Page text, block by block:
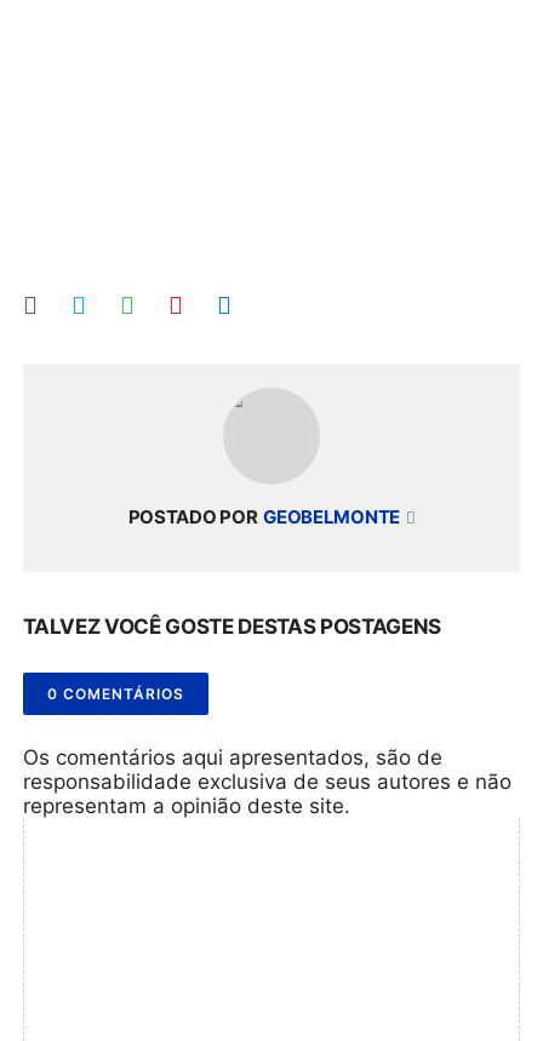
POSTADO POR GEOBELMONTE
TALVEZ VOCÊ GOSTE DESTAS POSTAGENS
0 COMENTÁRIOS
Os comentários aqui apresentados, são de
responsabilidade exclusiva de seus autores e não
representam a opinião deste site.